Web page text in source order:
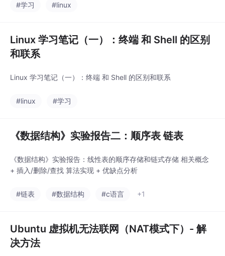
#学习 #linux
Linux 学习笔记（一）：终端 和 Shell 的区别
和联系
Linux 学习笔记（一）：终端 和 Shell 的区别和联系
#linux #学习
《数据结构》实验报告二：顺序表 链表
《数据结构》实验报告：线性表的顺序存储和链式存储 相关概念
+ 插入/删除/查找 算法实现 + 优缺点分析
#链表 #数据结构 #c语言 +1
Ubuntu 虚拟机无法联网（NAT模式下）- 解
决方法